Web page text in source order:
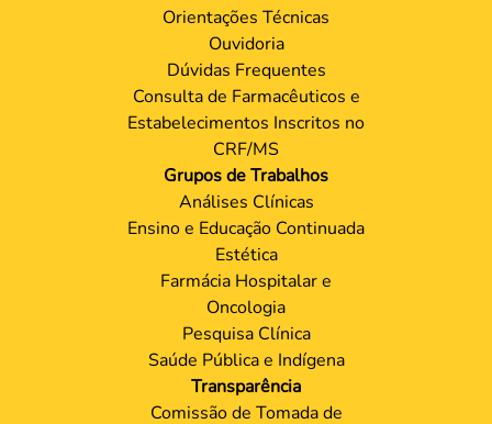
Orientações Técnicas
Ouvidoria
Dúvidas Frequentes
Consulta de Farmacêuticos e
Estabelecimentos Inscritos no
CRF/MS
Grupos de Trabalhos
Análises Clínicas
Ensino e Educação Continuada
Estética
Farmácia Hospitalar e
Oncologia
Pesquisa Clínica
Saúde Pública e Indígena
Transparência
Comissão de Tomada de